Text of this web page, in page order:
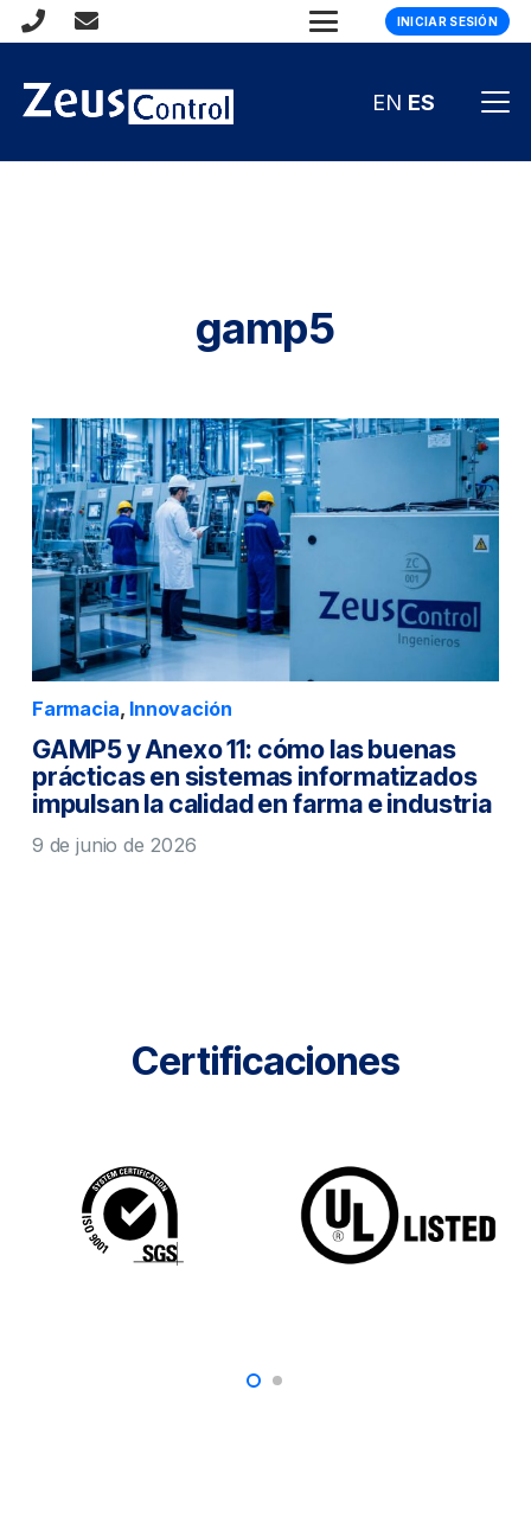
INICIAR SESIÓN
EN ES
gamp5
Farmacia, Innovación
GAMP5 y Anexo 11: cómo las buenas
prácticas en sistemas informatizados
impulsan la calidad en farma e industria
9 de junio de 2026
Certificaciones